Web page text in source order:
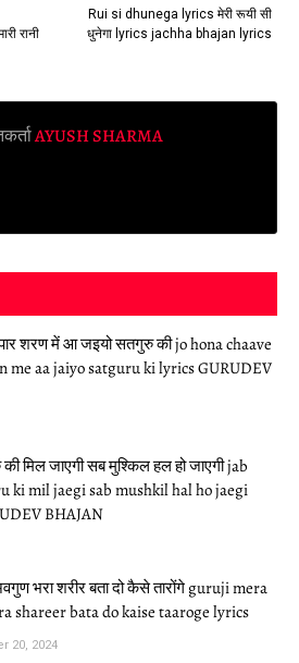
Rui si dhunega lyrics मेरी रूयी सी
धुनेगा lyrics jachha bhajan lyrics
रानी
AYUSH SHARMA
पार शरण में आ जइयो सतगुरु की jo hona chaave
me aa jaiyo satguru ki lyrics GURUDEV
मिल जाएगी सब मुश्किल हल हो जाएगी jab
ki mil jaegi sab mushkil hal ho jaegi
BHAJAN
भरा शरीर बता दो कैसे तारोंगे guruji mera
shareer bata do kaise taaroge lyrics
20, 2024